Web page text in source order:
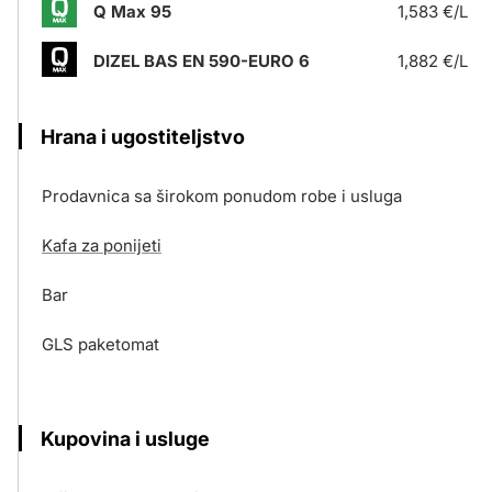
Q Max 95 1,583 €/L
DIZEL BAS EN 590-EURO 6 1,882 €/L
Hrana i ugostiteljstvo
Prodavnica sa širokom ponudom robe i usluga
Kafa za ponijeti
Bar
GLS paketomat
Kupovina i usluge